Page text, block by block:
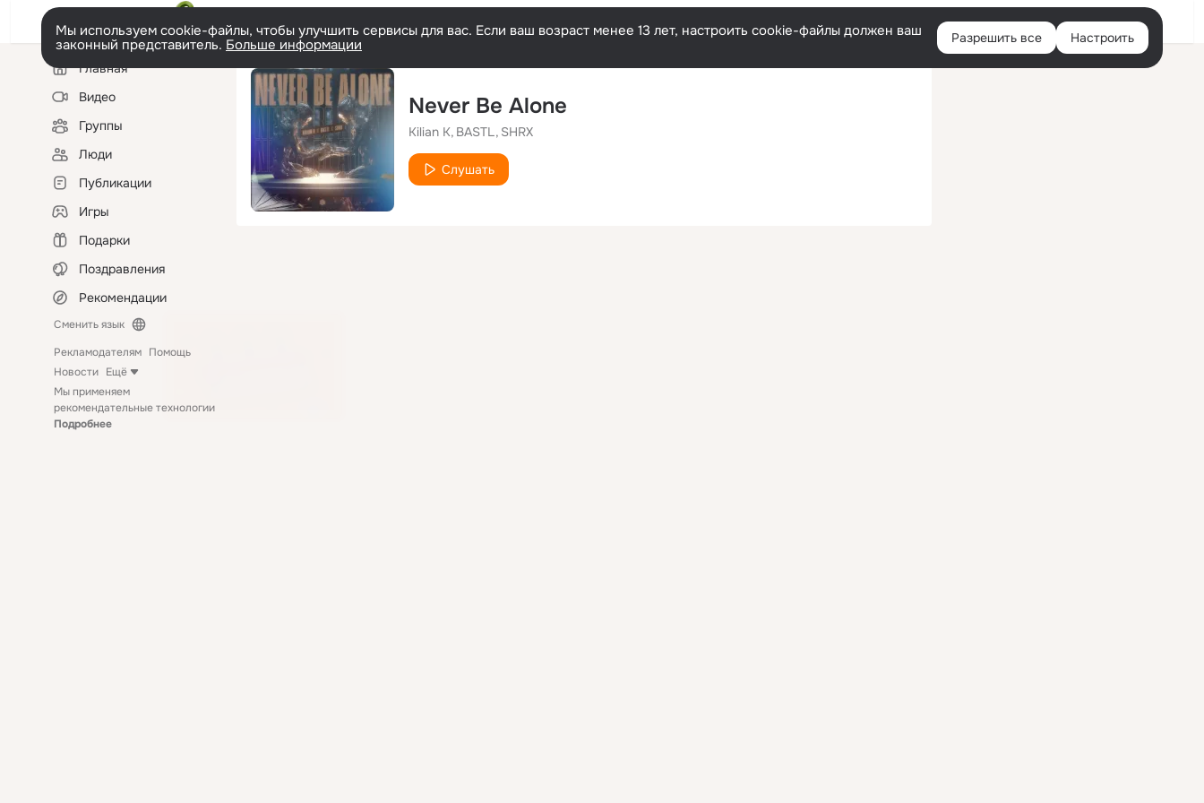
Войти
Мы используем cookie-файлы, чтобы улучшить сервисы для вас. Если ваш возраст менее 13 лет, настроить cookie-файлы должен ваш
законный представитель. Больше информации Разрешить все Настроить
Левая
колонкаГлавная
Видео
Группы
Люди
Публикации
Игры
Подарки
Поздравления
Рекомендации
Сменить язык
Рекламодателям Помощь
Новости Ещё
Мы применяем
рекомендательные технологии
Подробнее
Never Be Alone
Kilian K BASTL SHRX
Слушать